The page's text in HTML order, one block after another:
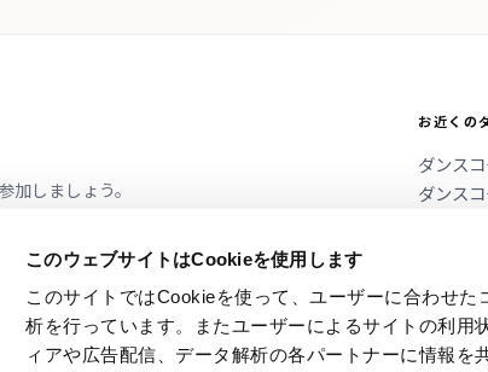
このウェブサイトはCookieを使用します
このサイトではCookieを使って、ユーザーに合わせ
析を行っています。またユーザーによるサイトの利用
ィアや広告配信、データ解析の各パートナーに情報
加しましょう。
お近くの
ダンス
ダンス